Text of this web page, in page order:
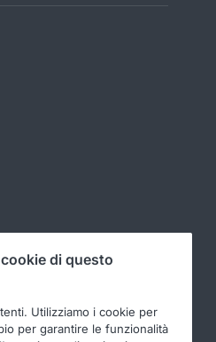
di questo
Utilizziamo i cookie per
per garantire le funzionalità